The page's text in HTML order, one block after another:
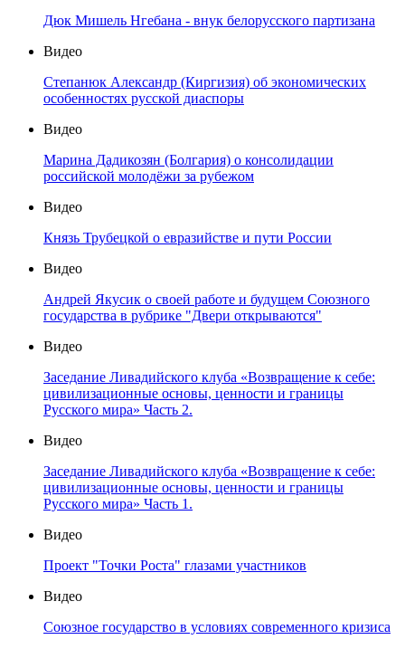
Дюк Мишель Нгебана - внук белорусского партизана
Видео
Степанюк Александр (Киргизия) об экономических
особенностях русской диаспоры
Видео
Марина Дадикозян (Болгария) о консолидации
российской молодёжи за рубежом
Видео
Князь Трубецкой о евразийстве и пути России
Видео
Андрей Якусик о своей работе и будущем Союзного
государства в рубрике "Двери открываются"
Видео
Заседание Ливадийского клуба «Возвращение к себе:
цивилизационные основы, ценности и границы
Русского мира» Часть 2.
Видео
Заседание Ливадийского клуба «Возвращение к себе:
цивилизационные основы, ценности и границы
Русского мира» Часть 1.
Видео
Проект "Точки Роста" глазами участников
Видео
Союзное государство в условиях современного кризиса